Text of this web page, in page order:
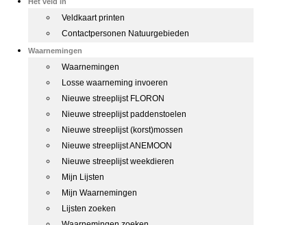
Veldkaart printen
Contactpersonen Natuurgebieden
Waarnemingen
Waarnemingen
Losse waarneming invoeren
Nieuwe streeplijst FLORON
Nieuwe streeplijst paddenstoelen
Nieuwe streeplijst (korst)mossen
Nieuwe streeplijst ANEMOON
Nieuwe streeplijst weekdieren
Mijn Lijsten
Mijn Waarnemingen
Lijsten zoeken